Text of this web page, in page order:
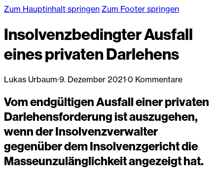
Zum Hauptinhalt springen Zum Footer springen
Insolvenzbedingter Ausfall
eines privaten Darlehens
Lukas Urbaum·9. Dezember 2021·0 Kommentare
Vom endgültigen Ausfall einer privaten
Darlehensforderung ist auszugehen,
wenn der Insolvenzverwalter
gegenüber dem Insolvenzgericht die
Masseunzulänglichkeit angezeigt hat.